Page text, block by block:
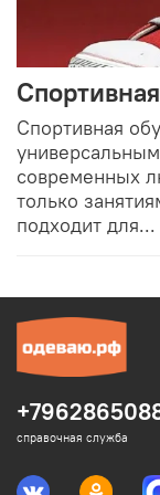
Спортивная
современных
только
подходит для...
справочная служба